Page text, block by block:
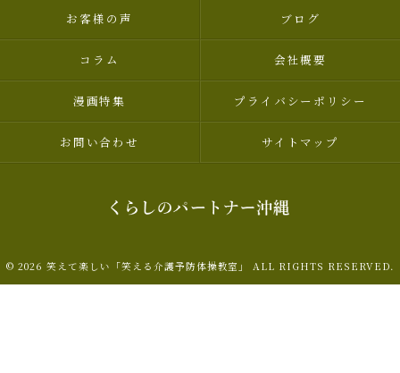
お客様の声 ブログ
コラム 会社概要
漫画特集 プライバシーポリシー
お問い合わせ サイトマップ
© 2026 笑えて楽しい「笑える介護予防体操教室」 ALL RIGHTS RESERVED.